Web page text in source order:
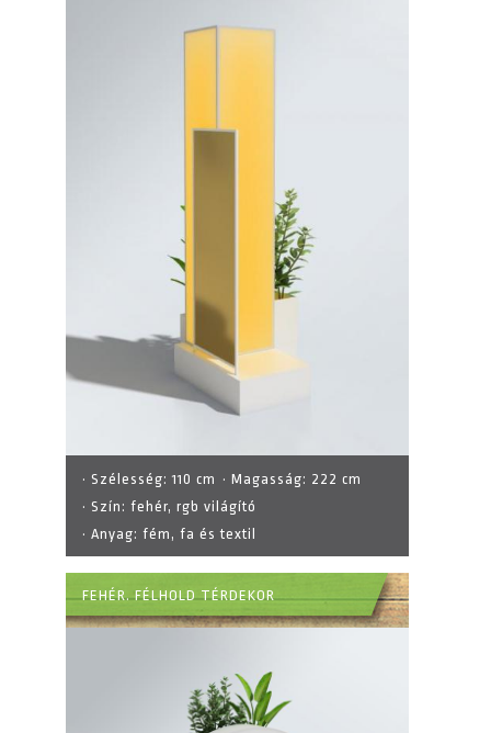
· Szélesség:110 cm · Magasság: 222 cm
· Szín: fehér, rgb világító
· Anyag: fém, fa és textil
FEHÉR. FÉLHOLD TÉRDEKOR